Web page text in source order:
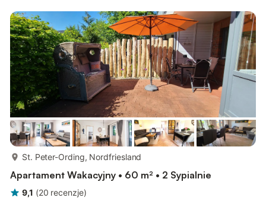
kümmern müssen. In der Hauptsaison und in den Ferienzeiten
sind An- und Abreise nur mittwochs möglich, damit Sie den
perfekten Urlaubstag in...
St. Peter-Ording, Nordfriesland
Apartament Wakacyjny • 60 m² • 2 Sypialnie
9,1 (20 recenzje)